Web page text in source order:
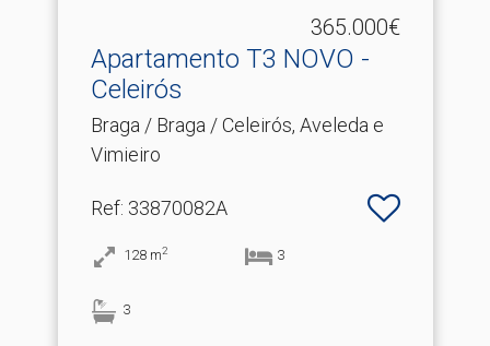
365.000€
Apartamento T3 NOVO -
Celeirós
Braga / Braga / Celeirós, Aveleda e
Vimieiro
Ref: 33870082A
128 m2 3
3